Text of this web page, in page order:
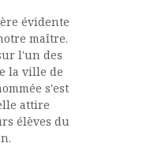
évidente
maître.
l'un des
la ville de
s'est
attire
élèves du